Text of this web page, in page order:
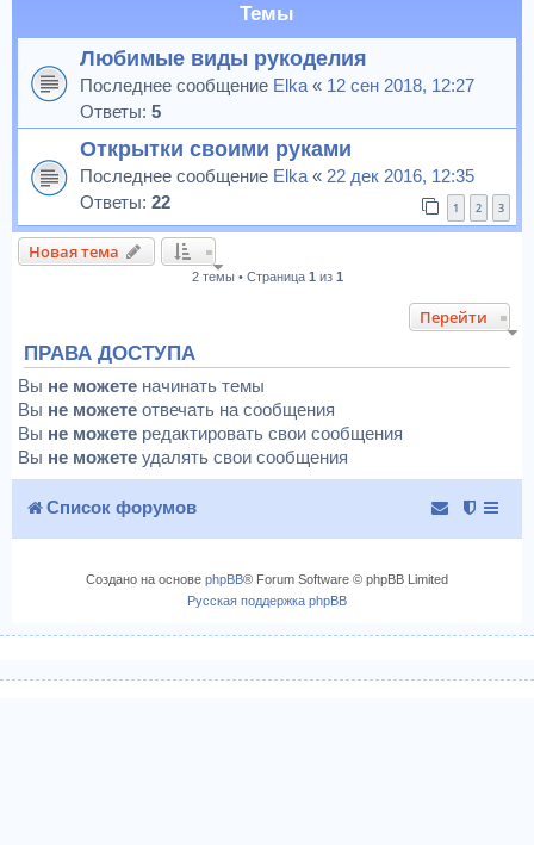
Темы
Любимые виды рукоделия
Последнее сообщение Elka « 12 сен 2018, 12:27
Ответы: 5
Открытки своими руками
Последнее сообщение Elka « 22 дек 2016, 12:35
Ответы: 22 1 2 3
Новая тема
2 темы • Страница 1 из 1
Перейти
ПРАВА ДОСТУПА
Вы не можете начинать темы
Вы не можете отвечать на сообщения
Вы не можете редактировать свои сообщения
Вы не можете удалять свои сообщения
Список форумов
Создано на основе phpBB® Forum Software © phpBB Limited
Русская поддержка phpBB